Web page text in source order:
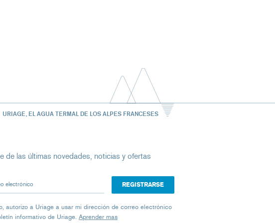
URIAGE, EL AGUA TERMAL DE LOS ALPES FRANCESES
de las últimas novedades, noticias y ofertas
electrónico
autorizo ​​a Uriage a usar mi dirección de correo electrónico
informativo de Uriage. Aprender mas